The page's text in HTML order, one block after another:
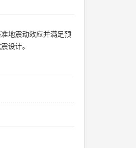
地震动效应并满足预
设计。